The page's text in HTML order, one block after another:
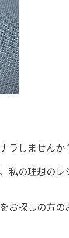
ラしませんか
私の理想の
お探しの方